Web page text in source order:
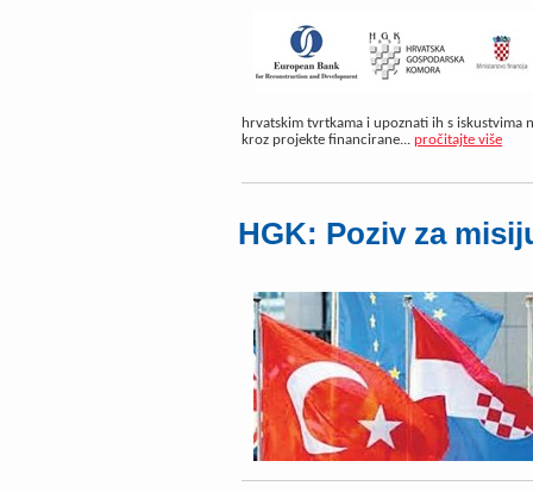
hrvatskim tvrtkama i upoznati ih s iskustvima
kroz projekte financirane... pročitajte više
HGK: Poziv za